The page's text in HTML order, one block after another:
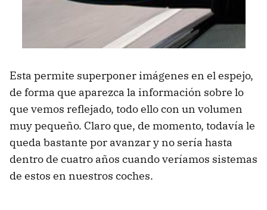
Esta permite superponer imágenes en el espejo,
de forma que aparezca la información sobre lo
que vemos reflejado, todo ello con un volumen
muy pequeño. Claro que, de momento, todavía le
queda bastante por avanzar y no sería hasta
dentro de cuatro años cuando veríamos sistemas
de estos en nuestros coches.